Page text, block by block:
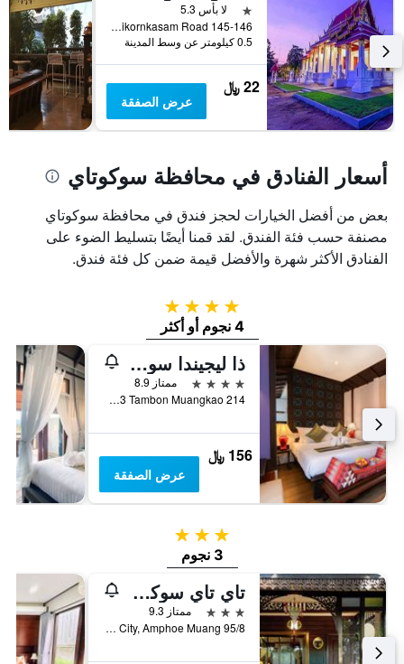
الذي
يعرض
متوسط
سعر
غرفة
نجمة واحدة
لا بأس 5.3
145-146 Jarodvithitong, Nikornkasam Road, سوخوثاي, تايلاند
0.5 كيلومتر عن وسط المدينة
22 ﷼
عرض الصفقة
أسعار الفنادق في محافظة سوكوتاي
بعض من أفضل الخيارات لحجز فندق في محافظة سوكوتاي
مصنفة حسب فئة الفندق. لقد قمنا أيضًا بتسليط الضوء على
الفنادق الأكثر شهرة والأفضل قيمة ضمن كل فئة فندق.
4 نجوم
4 نجوم أو أكثر
ذا ليجيندا سوكوتاي
4 نجوم
ممتاز 8.9
214 Moo3 Tambon Muangkao, سوخوثاي, تايلاند
156 ﷼
عرض الصفقة
3 نجوم
3 نجوم
تاي تاي سوكوتاي ريزورت
3 نجوم
ممتاز 9.3
95/8 Old City, Amphoe Muang, سوخوثاي, تايلاند